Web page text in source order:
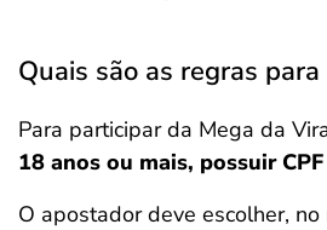
Quais são as regras
Para participar da Mega da
18 anos ou mais, possuir
O apostador deve escolher,